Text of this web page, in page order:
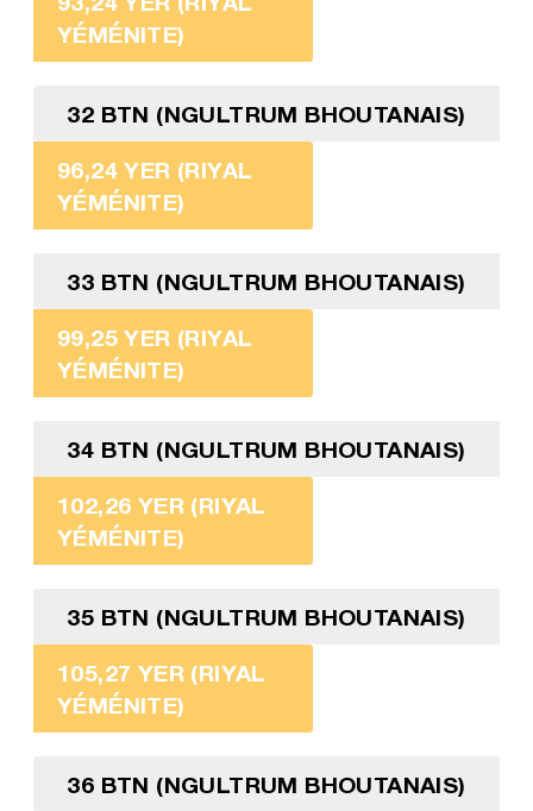
YÉMÉNITE)
32 BTN (NGULTRUM BHOUTANAIS)
96,24 YER (RIYAL
YÉMÉNITE)
33 BTN (NGULTRUM BHOUTANAIS)
99,25 YER (RIYAL
YÉMÉNITE)
34 BTN (NGULTRUM BHOUTANAIS)
102,26 YER (RIYAL
YÉMÉNITE)
35 BTN (NGULTRUM BHOUTANAIS)
105,27 YER (RIYAL
YÉMÉNITE)
36 BTN (NGULTRUM BHOUTANAIS)